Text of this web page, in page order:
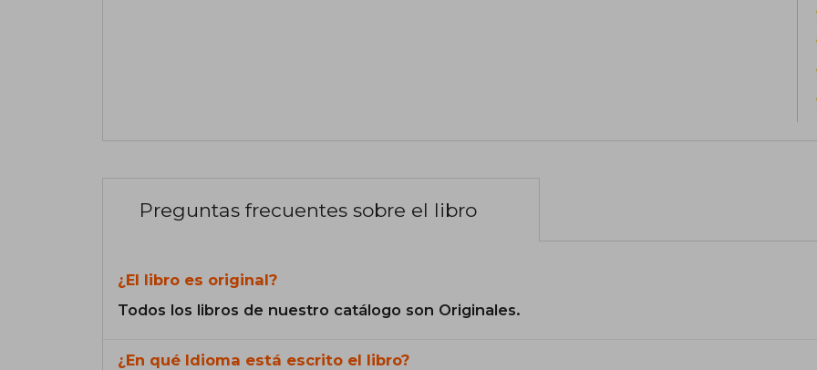
Preguntas frecuentes sobre el libro
¿El libro es original?
Todos los libros de nuestro catálogo son Originales.
¿En qué Idioma está escrito el libro?